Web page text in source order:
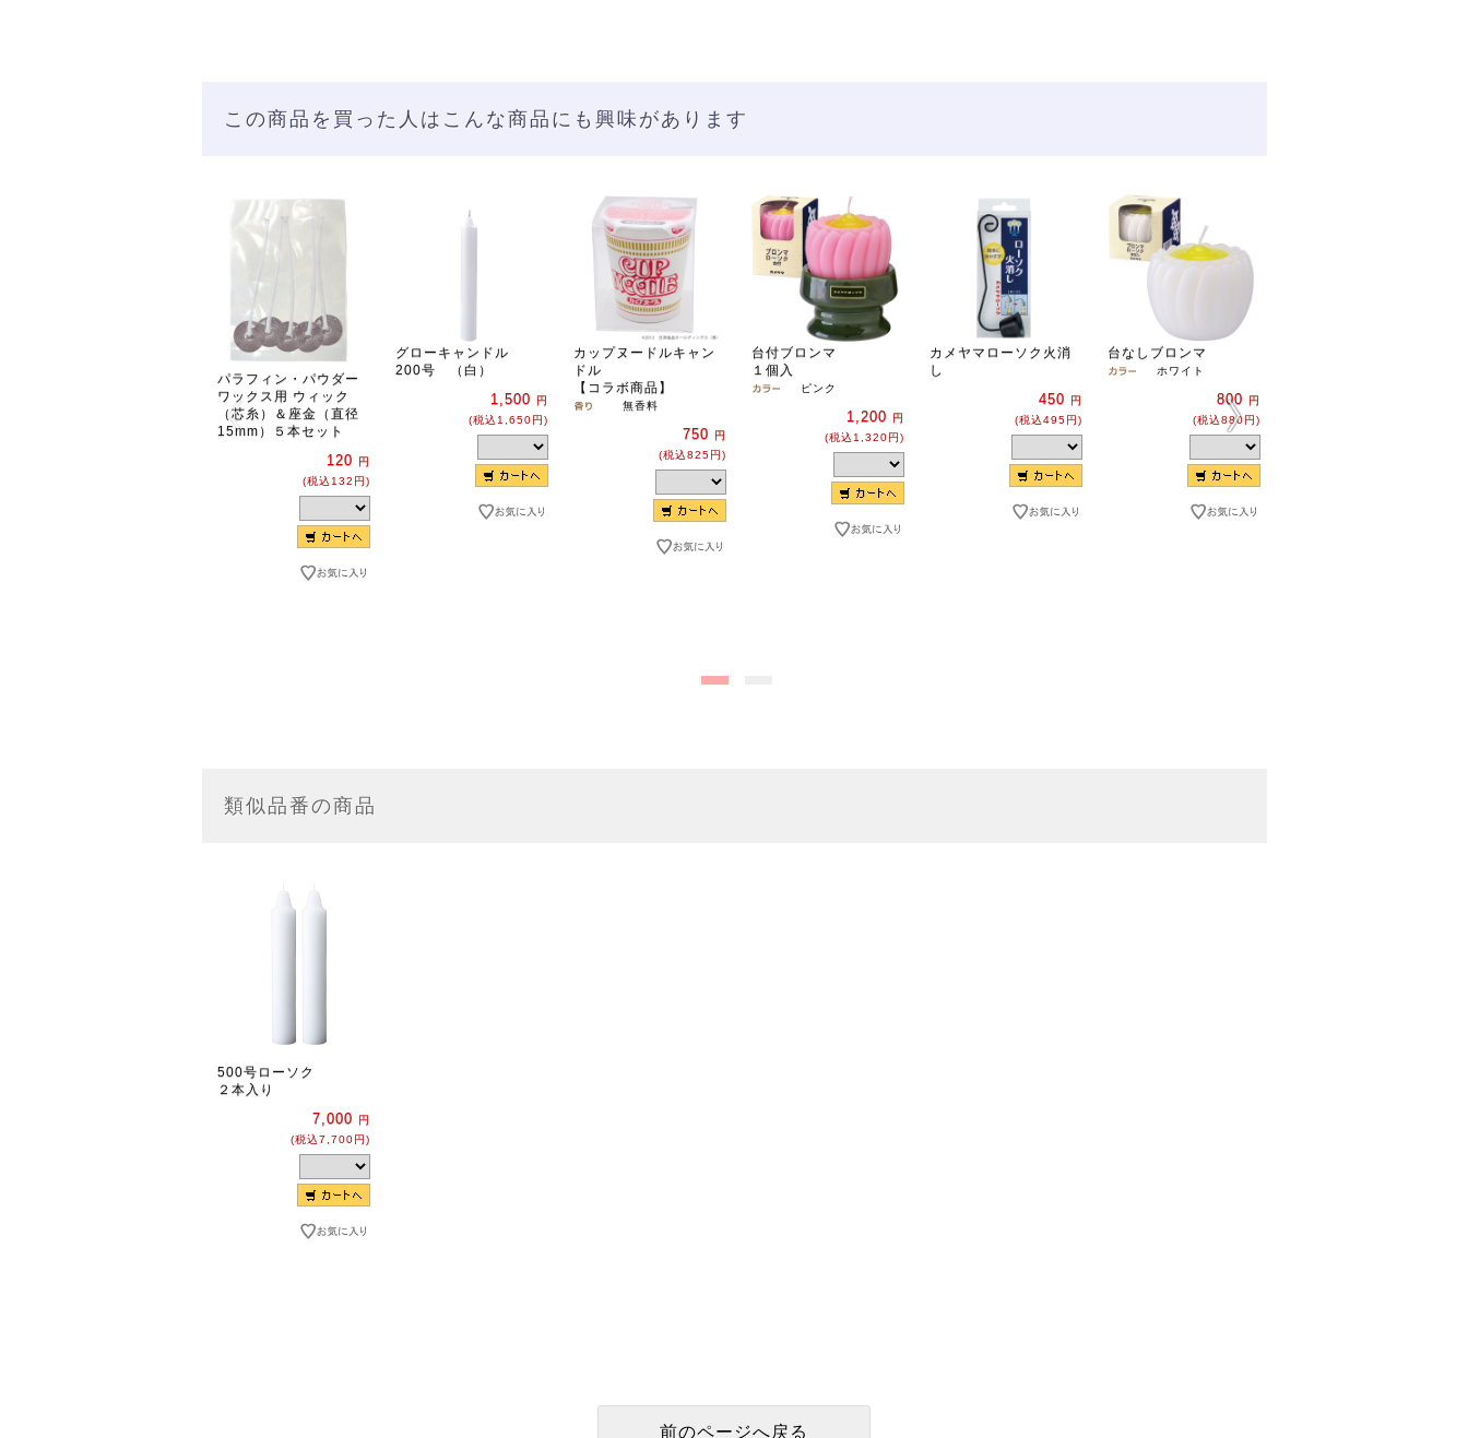
この商品を買った人はこんな商品にも興味があります
パラフィン・パウダー
ワックス用 ウィック
（芯糸）＆座金（直径
15mm）５本セット
120
円
(税込132円)
グローキャンドル
200号 （白）
1,500
円
(税込1,650円)
カップヌードルキャン
ドル
【コラボ商品】
無香料
750
円
(税込825円)
台付ブロンマ
１個入
ピンク
1,200
円
(税込1,320円)
カメヤマローソク火消
し
450
円
(税込495円)
台なしブロンマ
ホワイト
800
円
(税込880円)
類似品番の商品
500号ローソク
２本入り
7,000
円
(税込7,700円)